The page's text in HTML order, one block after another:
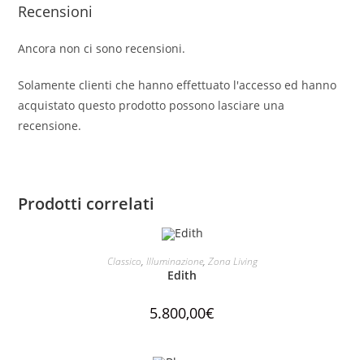
Recensioni
Ancora non ci sono recensioni.
Solamente clienti che hanno effettuato l'accesso ed hanno
acquistato questo prodotto possono lasciare una
recensione.
Prodotti correlati
AGGIUNGI AL CARRELLO
Classico, Illuminazione, Zona Living
Edith
5.800,00€